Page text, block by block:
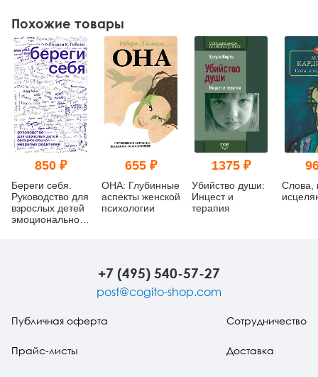
Похожие товары
850 ₽
Береги себя.
Руководство для
взрослых детей
эмоционально
655 ₽
ОНА: Глубинные
аспекты женской
психологии
1375 ₽
Убийство души:
Инцест и
терапия
Слова,
+7 (495) 540-57-27
post@cogito-shop.com
Публичная оферта
Прайс-листы
Сотрудничество
Доставка